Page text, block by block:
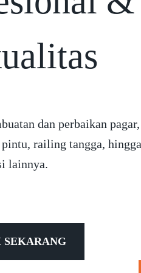
dan perbaikan pagar,
railing tangga, hingga
lainnya.
SEKARANG